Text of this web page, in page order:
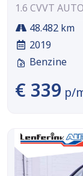
1.6 CVVT
48.482 km
2019
Benzine
€ 339 p/